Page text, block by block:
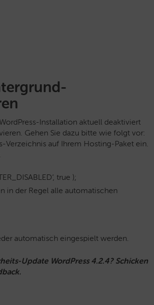
Installation aktuell deaktiviert
Gehen Sie dazu bitte wie folgt vor:
Verzeichnis auf Ihrem Hosting-Paket ein.
true );
in der Regel alle automatischen
automatisch eingespielt werden.
Update WordPress 4.2.4? Schicken